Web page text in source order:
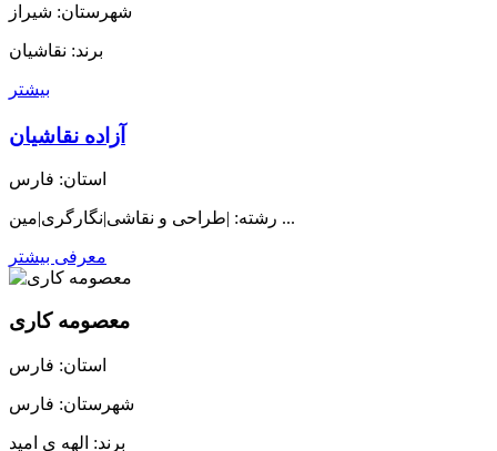
شهرستان: شيراز
برند: نقاشيان
بیشتر
آزاده نقاشيان
استان: فارس
رشته: |طراحی و نقاشی|نگارگری|مین ...
معرفی بیشتر
معصومه کاری
استان: فارس
شهرستان: فارس
برند: الهه ی امید